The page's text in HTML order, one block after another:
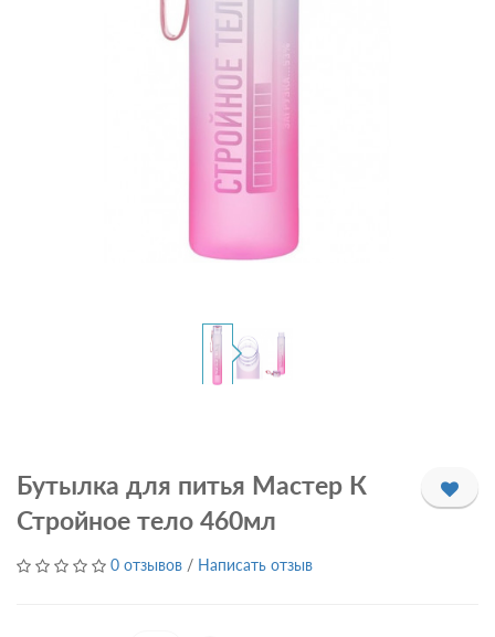
Бутылка для питья Мастер К
Стройное тело 460мл
0 отзывов / Написать отзыв